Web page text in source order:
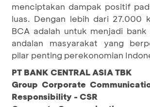
menciptakan dampak positif
luas. Dengan lebih dari 27.000
BCA adalah untuk menjadi bank
andalan masyarakat yang
pilar penting perekonomian
PT BANK CENTRAL ASIA TBK
Group Corporate
Responsibility - CSR